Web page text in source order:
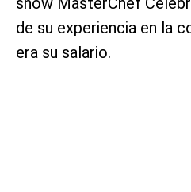
de su experiencia en la
era su salario.